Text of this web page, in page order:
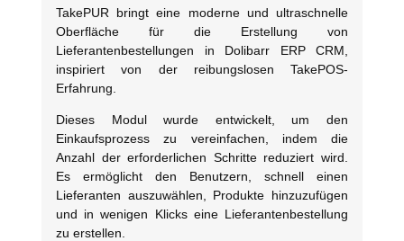
TakePUR bringt eine moderne und ultraschnelle
Oberfläche für die Erstellung von
Lieferantenbestellungen in Dolibarr ERP CRM,
inspiriert von der reibungslosen TakePOS-
Erfahrung.
Dieses Modul wurde entwickelt, um den
Einkaufsprozess zu vereinfachen, indem die
Anzahl der erforderlichen Schritte reduziert wird.
Es ermöglicht den Benutzern, schnell einen
Lieferanten auszuwählen, Produkte hinzuzufügen
und in wenigen Klicks eine Lieferantenbestellung
zu erstellen.